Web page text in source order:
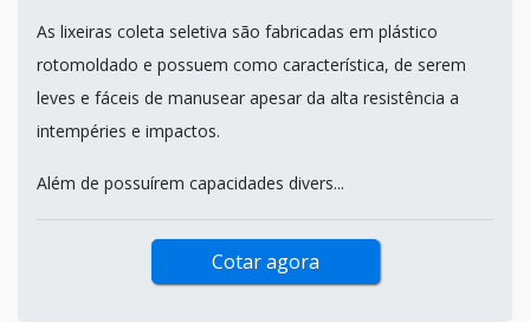
As lixeiras coleta seletiva são fabricadas em plástico
rotomoldado e possuem como característica, de serem
leves e fáceis de manusear apesar da alta resistência a
intempéries e impactos.
Além de possuírem capacidades divers...
Cotar agora